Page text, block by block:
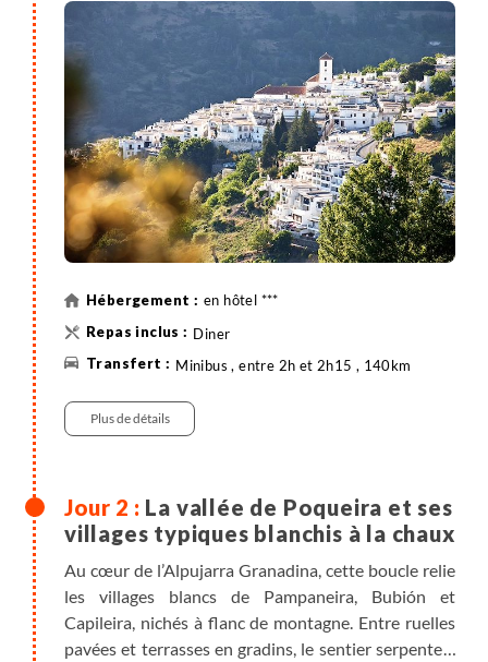
en hôtel ***
Diner
Minibus , entre 2h et 2h15 , 140km
Plus de détails
La vallée de Poqueira et ses
villages typiques blanchis à la chaux
Au cœur de l’Alpujarra Granadina, cette boucle relie
les villages blancs de Pampaneira, Bubión et
Capileira, nichés à flanc de montagne. Entre ruelles
pavées et terrasses en gradins, le sentier serpente à